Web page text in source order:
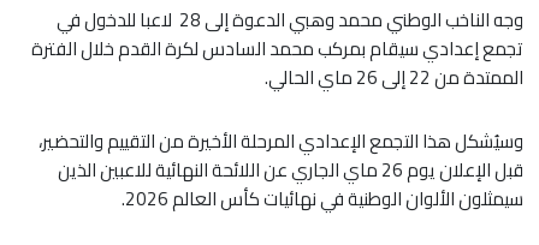
وجه الناخب الوطني محمد وهبي الدعوة إلى 28 لاعبا للدخول في
تجمع إعدادي سيقام بمركب محمد السادس لكرة القدم خلال الفترة
الممتدة من 22 إلى 26 ماي الحالي.
وسيُشكل هذا التجمع الإعدادي المرحلة الأخيرة من التقييم والتحضير،
قبل الإعلان يوم 26 ماي الجاري عن اللائحة النهائية للاعبين الذين
سيمثلون الألوان الوطنية في نهائيات كأس العالم 2026.